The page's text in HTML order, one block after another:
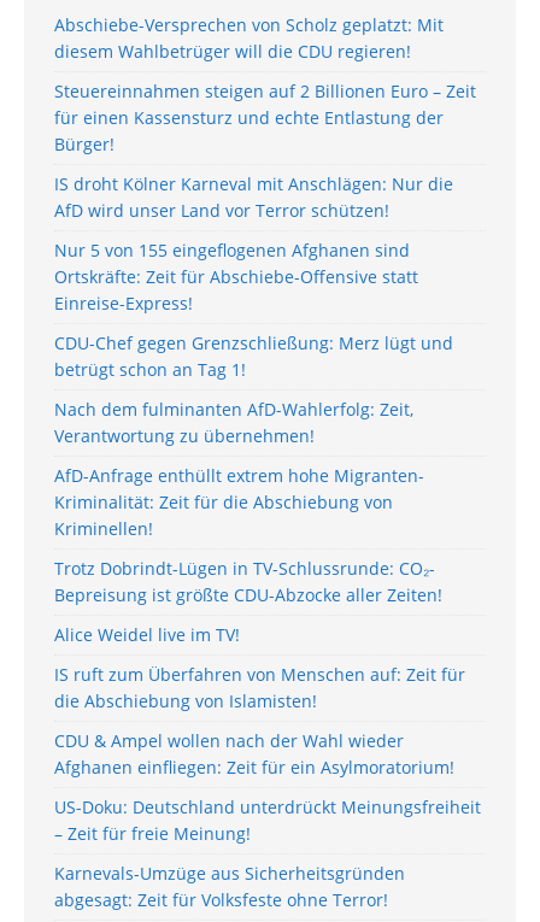
Abschiebe-Versprechen von Scholz geplatzt: Mit
diesem Wahlbetrüger will die CDU regieren!
Steuereinnahmen steigen auf 2 Billionen Euro – Zeit
für einen Kassensturz und echte Entlastung der
Bürger!
IS droht Kölner Karneval mit Anschlägen: Nur die
AfD wird unser Land vor Terror schützen!
Nur 5 von 155 eingeflogenen Afghanen sind
Ortskräfte: Zeit für Abschiebe-Offensive statt
Einreise-Express!
CDU-Chef gegen Grenzschließung: Merz lügt und
betrügt schon an Tag 1!
Nach dem fulminanten AfD-Wahlerfolg: Zeit,
Verantwortung zu übernehmen!
AfD-Anfrage enthüllt extrem hohe Migranten-
Kriminalität: Zeit für die Abschiebung von
Kriminellen!
Trotz Dobrindt-Lügen in TV-Schlussrunde: CO₂-
Bepreisung ist größte CDU-Abzocke aller Zeiten!
Alice Weidel live im TV!
IS ruft zum Überfahren von Menschen auf: Zeit für
die Abschiebung von Islamisten!
CDU & Ampel wollen nach der Wahl wieder
Afghanen einfliegen: Zeit für ein Asylmoratorium!
US-Doku: Deutschland unterdrückt Meinungsfreiheit
– Zeit für freie Meinung!
Karnevals-Umzüge aus Sicherheitsgründen
abgesagt: Zeit für Volksfeste ohne Terror!